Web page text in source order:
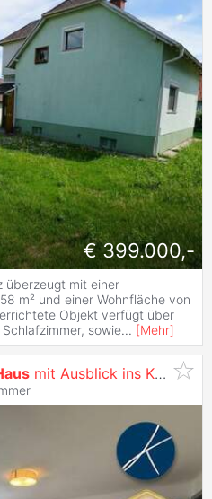
€ 399.000,-
überzeugt mit einer
m² und einer Wohnfläche von
Objekt verfügt über
sowie... [Mehr]
mit Ausblick ins Kremstal